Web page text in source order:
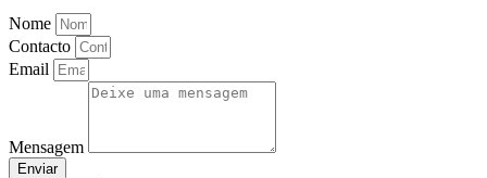
Nome
Contacto
Email
Mensagem
Enviar